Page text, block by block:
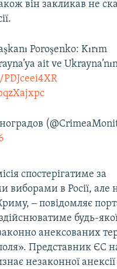
він закликав не
Poroşenko: Kırım
ait ve
спостерігатиме за
виборами в Росії, але
‒ повідомляє
будь-
анексованих
Представник ЄС
незаконної